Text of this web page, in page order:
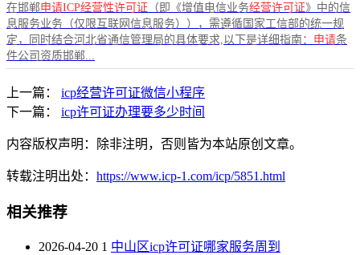
在邯郸 申请ICP经营性许可证 （即《增值电信业务经营许可证》中的信
息服务业务（仅限互联网信息服务）），需遵循国家工信部的统一规
定，同时结合河北省通信管理局的具体要求,以下是详细指南：
申请条
件公司资质邯郸...
上一篇：
icp经营许可证微信小程序
下一篇：
icp许可证办理要多少时间
内容版权声明：除非注明，否则皆为本站原创文章。
转载注明出处： https://www.icp-1.com/icp/5851.html
相关推荐
2026-04-20 1 中山区icp许可证哪家服务周到